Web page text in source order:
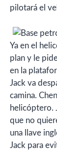
pilotará el
Ya en el
plan y le
en la
Jack va
camina.
helicóptero.
que no
una llave
Jack para